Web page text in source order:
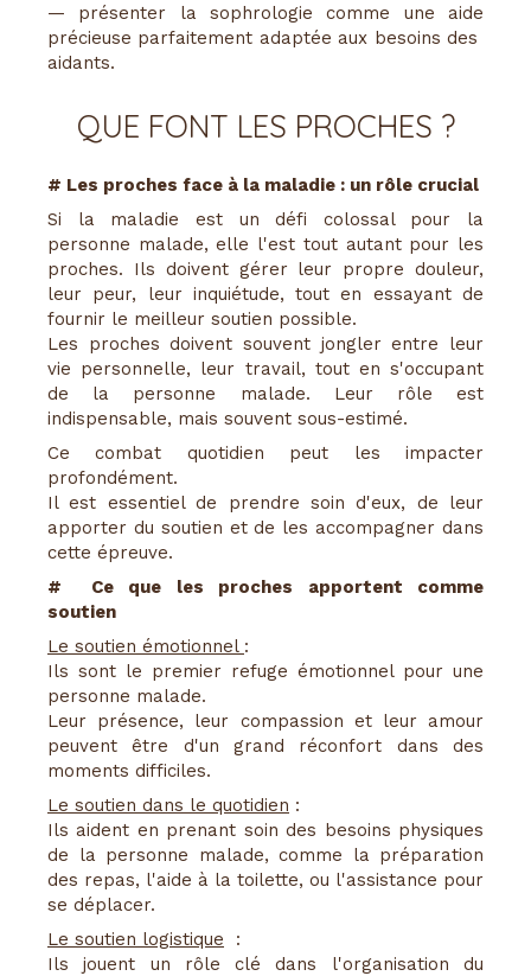
— présenter la sophrologie comme une aide
précieuse parfaitement adaptée aux besoins des
aidants.
QUE FONT LES PROCHES ?
# Les proches face à la maladie : un rôle crucial
Si la maladie est un défi colossal pour la
personne malade, elle l'est tout autant pour les
proches. Ils doivent gérer leur propre douleur,
leur peur, leur inquiétude, tout en essayant de
fournir le meilleur soutien possible.
Les proches doivent souvent jongler entre leur
vie personnelle, leur travail, tout en s'occupant
de la personne malade. Leur rôle est
indispensable, mais souvent sous-estimé.
Ce combat quotidien peut les impacter
profondément.
Il est essentiel de prendre soin d'eux, de leur
apporter du soutien et de les accompagner dans
cette épreuve.
# Ce que les proches apportent comme
soutien
Le soutien émotionnel :
Ils sont le premier refuge émotionnel pour une
personne malade.
Leur présence, leur compassion et leur amour
peuvent être d'un grand réconfort dans des
moments difficiles.
Le soutien dans le quotidien :
Ils aident en prenant soin des besoins physiques
de la personne malade, comme la préparation
des repas, l'aide à la toilette, ou l'assistance pour
se déplacer.
Le soutien logistique :
Ils jouent un rôle clé dans l'organisation du